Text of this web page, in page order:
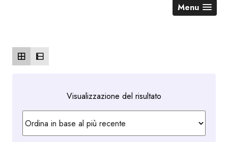
Menu
Visualizzazione del risultato